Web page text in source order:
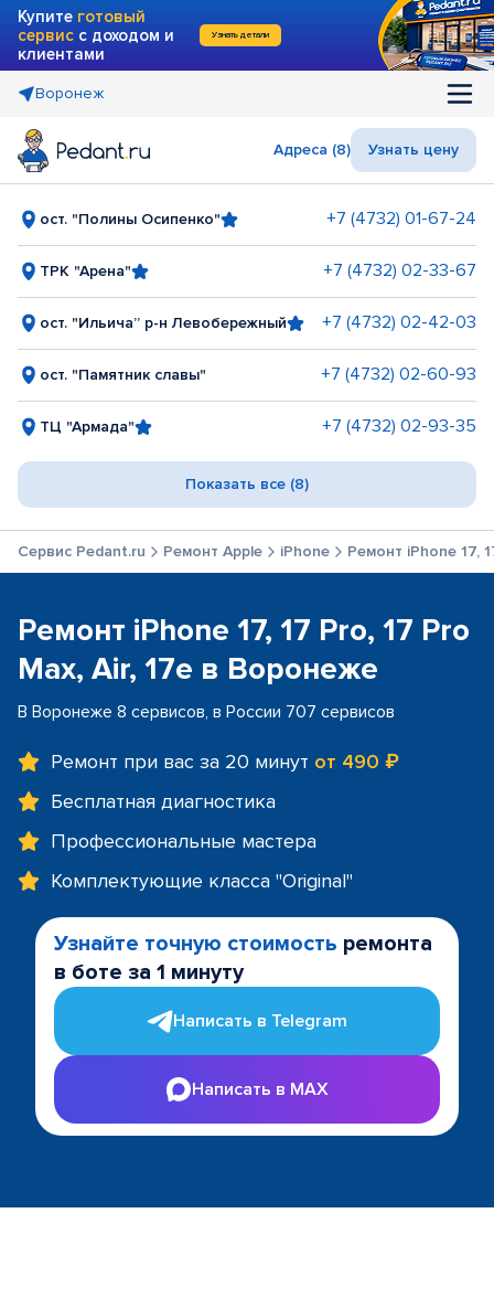
Купите готовый
сервис с доходом и
клиентами
Узнать детали
Воронеж
Адреса (8) Узнать цену
ост. "Полины Осипенко" +7 (4732) 01-67-24
ТРК "Арена" +7 (4732) 02-33-67
ост. "Ильича” р-н Левобережный +7 (4732) 02-42-03
ост. "Памятник славы" +7 (4732) 02-60-93
ТЦ "Армада" +7 (4732) 02-93-35
Показать все (8)
Сервис Pedant.ru Ремонт Apple iPhone Ремонт iPhone 17,
Ремонт iPhone 17, 17 Pro, 17 Pro
Max, Air, 17e в Воронеже
В Воронеже 8 сервисов, в России 707 сервисов
Ремонт при вас за 20 минут от 490 ₽
Бесплатная диагностика
Профессиональные мастера
Комплектующие класса "Original"
Узнайте точную стоимость ремонта
в боте за 1 минуту
Написать в Telegram
Написать в MAX